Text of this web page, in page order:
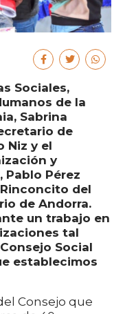
Sociales,
de la
Sabrina
de
Niz y el
y
Pérez
del
de Andorra.
un trabajo en
tal
Social
establecimos
Consejo que